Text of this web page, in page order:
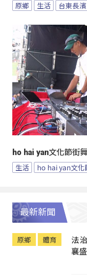
原鄉 生活 台東長濱
ho hai yan文化節街
生活 ho hai yan文化
最新新聞
原鄉 體育
法
襄